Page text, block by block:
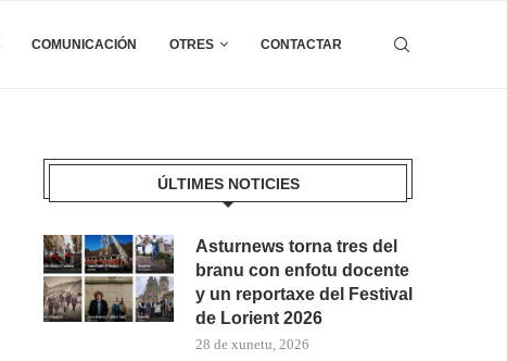
COMUNICACIÓN OTRES CONTACTAR
ÚLTIMES NOTICIES
Asturnews torna tres del
branu con enfotu docente
y un reportaxe del Festival
de Lorient 2026
28 de xunetu, 2026